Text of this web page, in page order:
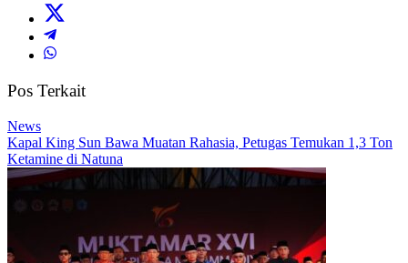
Pos Terkait
News
Kapal King Sun Bawa Muatan Rahasia, Petugas Temukan 1,3 Ton
Ketamine di Natuna